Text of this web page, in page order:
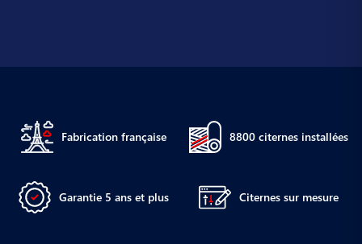
Fabrication française 8800 citernes installées
Garantie 5 ans et plus Citernes sur mesure